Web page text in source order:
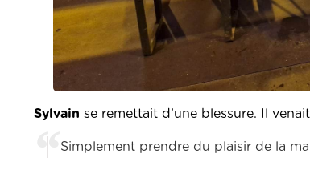
Sylvain se remettait d’une blessure. Il
Simplement prendre du plaisir de la